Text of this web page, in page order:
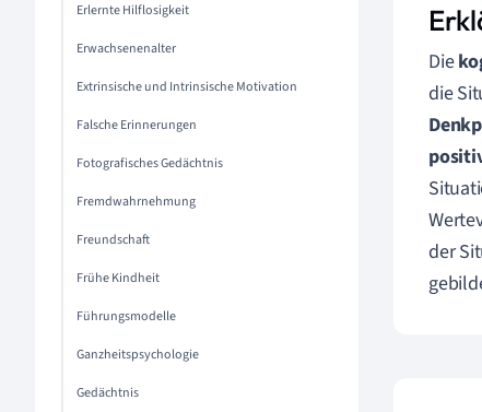
Erlernte Hilflosigkeit
Erwachsenenalter
Extrinsische und Intrinsische Motivation
Falsche Erinnerungen
Fotografisches Gedächtnis
Fremdwahrnehmung
Freundschaft
Frühe Kindheit
Führungsmodelle
Ganzheitspsychologie
Gedächtnis
Die
die
der